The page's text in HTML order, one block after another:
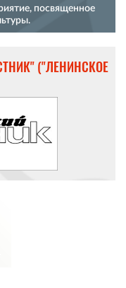
посвященное
("ЛЕНИНСКОЕ